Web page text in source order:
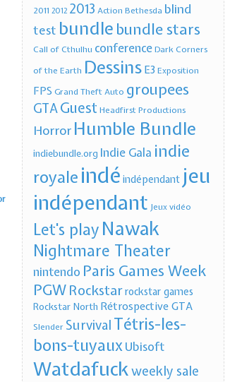
2011 2012 2013 Action Bethesda blind
test bundle bundle stars
Call of Cthulhu conferenceDark Corners
of the Earth Dessins E3 Exposition
FPS Grand Theft Auto groupees
GTAGuest Headfirst Productions
Horror Humble Bundle
indiebundle.org Indie Gala indie
royale indé indépendant jeu
indépendant Jeux vidéo
Let's play Nawak
Nightmare Theater
nintendo Paris Games Week
PGW Rockstarrockstar games
Rockstar North Rétrospective GTA
Slender Survival Tétris-les-
bons-tuyauxUbisoft
Watdafuckweekly sale